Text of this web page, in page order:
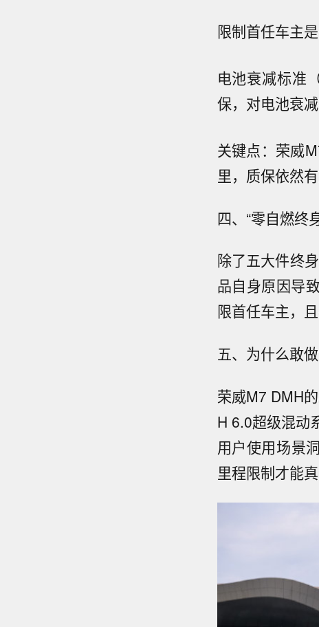
限制首任车主是
电池衰减标准
保，对电池衰
关键点：荣威
里，质保依然
四、“零自燃终
除了五大件终
品自身原因导
限首任车主，
五、为什么敢做
荣威M7 DMH
H 6.0超级混动
用户使用场景
里程限制才能